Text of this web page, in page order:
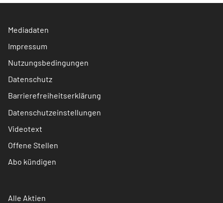
Mediadaten
Impressum
Nutzungsbedingungen
Datenschutz
Barrierefreiheitserklärung
Datenschutzeinstellungen
Videotext
Offene Stellen
Abo kündigen
Alle Aktien